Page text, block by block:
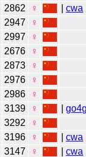
2862 ♀ |cwa
2947
♀
2997
♀
2676
♀
2873
♀
2976
♀
2986
♀
3139 ♀ |
3292
♀
3196 ♀ |cwa
3147 ♀ |cwa